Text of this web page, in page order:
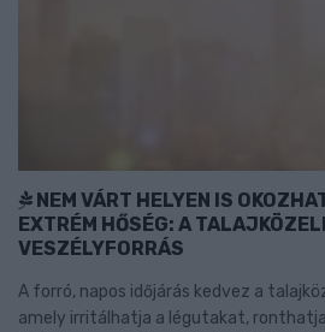
NEM VÁRT HELYEN IS
EXTRÉM HŐSÉG: A
VESZÉLYFORRÁS
A forró, napos időjárás kedvez a
amely irritálhatja a légutakat,